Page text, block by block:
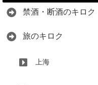
禁酒・断酒のキロク
旅のキロク
上海